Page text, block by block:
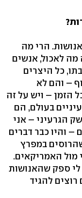
הרי מה
מה לאכול, אנשים
כל היצרים
– והם לא
הזמן – ויש על זה
בעולם, הם
הגרעיני – אני
– והיו כבר דברים
במפרץ
מול האמריקאים.
לי ספק שהאנושות
להגיד